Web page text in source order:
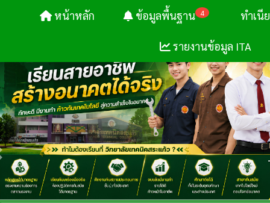
หน้าหลัก 4
ข้อมูลพื้นฐาน ทำเนี
รายงานข้อมูล ITA